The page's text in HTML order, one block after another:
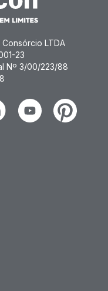
LTDA
23
Nº 3/00/223/88
YoutubePinterest